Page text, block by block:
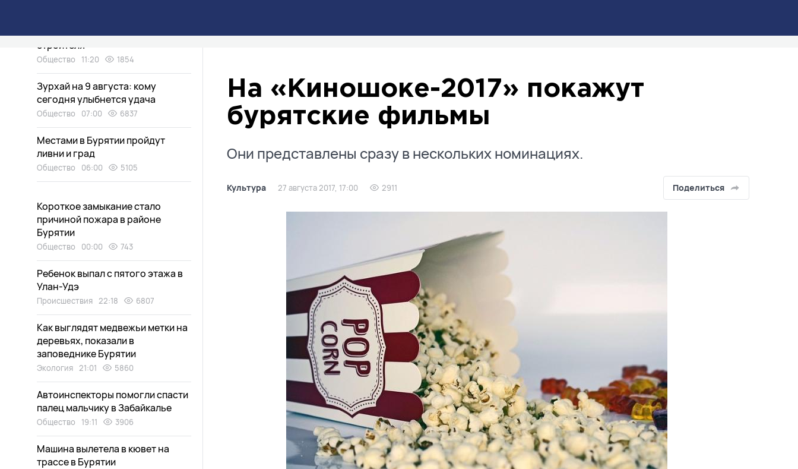
На «Киношоке-2017» покажут
бурятские фильмы
Они представлены сразу в нескольких номинациях.
Культура 27 августа 2017, 17:00 2911 Поделиться
строителя
Общество 11:20 1854
Зурхай на 9 августа: кому
сегодня улыбнется удача
Общество 07:00 6837
Местами в Бурятии пройдут
ливни и град
Общество 06:00 5105
Короткое замыкание стало
причиной пожара в районе
Бурятии
Общество 00:00 743
Ребенок выпал с пятого этажа в
Улан-Удэ
Происшествия 22:18 6807
Как выглядят медвежьи метки на
деревьях, показали в
заповеднике Бурятии
Экология 21:01 5860
Автоинспекторы помогли спасти
палец мальчику в Забайкалье
Общество 19:11 3906
Машина вылетела в кювет на
трассе в Бурятии